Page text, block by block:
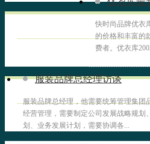
快时尚品牌优衣
的价格和丰富的
费者。优衣库
服装品牌总经理访谈
服装品牌总经理，他需要统筹管理集团
经营管理，需要制定公司发展战略规划
划、业务发展计划，需要协调各...